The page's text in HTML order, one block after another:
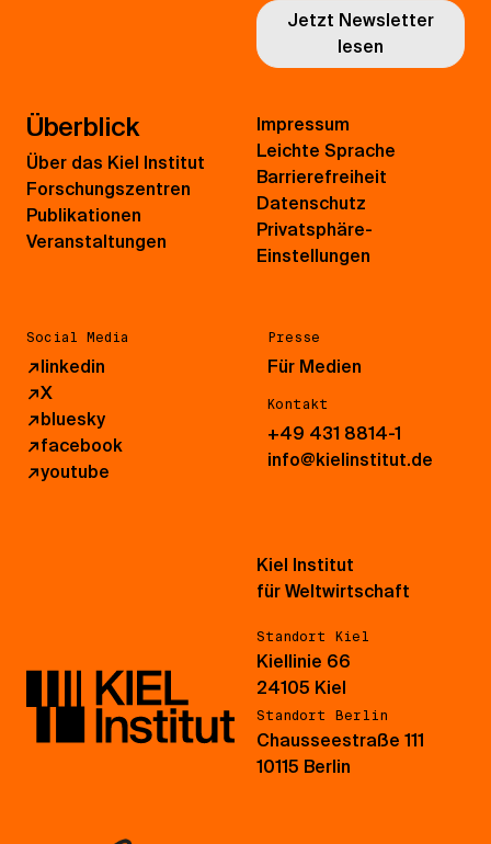
Jetzt Newsletter
lesen
Überblick
Über das Kiel Institut
Forschungszentren
Publikationen
Veranstaltungen
Social Media
↗linkedin
↗X
↗bluesky
↗facebook
↗youtube
Presse
Für Medien
Kontakt
+49 431 8814-1
info@kielinstitut.de
Impressum
Leichte Sprache
Barrierefreiheit
Datenschutz
Privatsphäre-
Einstellungen
Kiel Institut
für Weltwirtschaft
Standort Kiel
Kiellinie 66
24105 Kiel
Standort Berlin
Chausseestraße 111
10115 Berlin